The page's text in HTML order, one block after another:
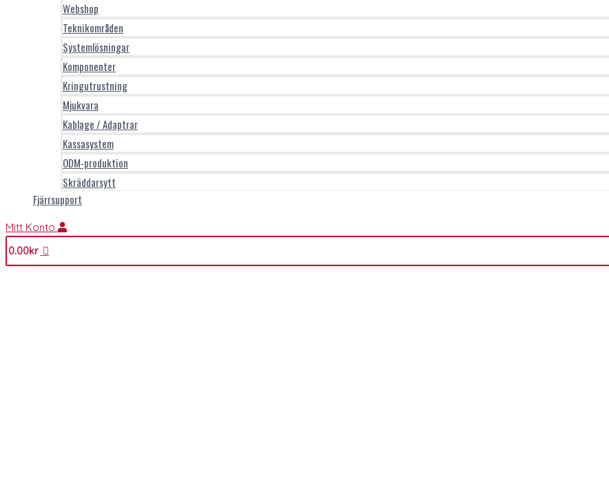
Webshop
Teknikområden
Systemlösningar
Komponenter
Kringutrustning
Mjukvara
Kablage / Adaptrar
Kassasystem
ODM-produktion
Skräddarsytt
Fjärrsupport
Mitt Konto
0.00kr